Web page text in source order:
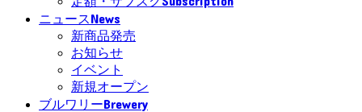
ニュースNews
新商品発売
お知らせ
イベント
新規オープン
ブルワリーBrewery